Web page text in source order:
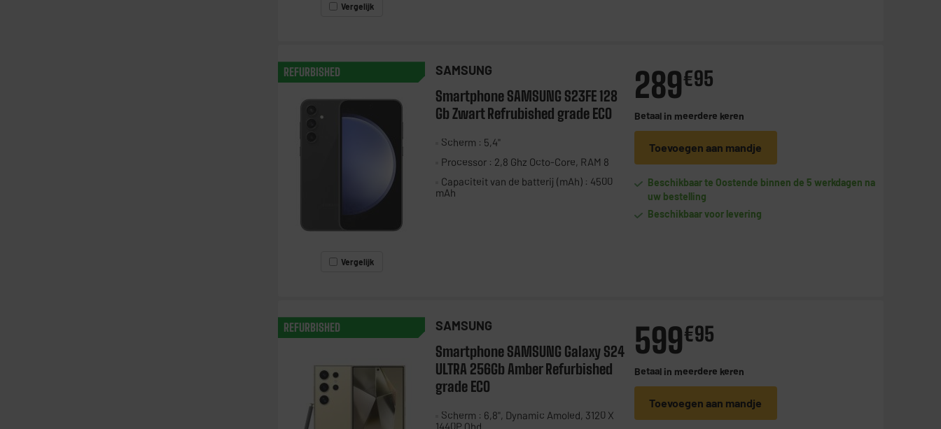
Vergelijk
REFURBISHED
Vergelijk
SAMSUNG
Smartphone SAMSUNG S23FE 128
Gb Zwart Refrubished grade ECO
Scherm : 5,4"
Processor : 2,8 Ghz Octo-Core, RAM 8
Capaciteit van de batterij (mAh) : 4500
mAh
289€95
Betaal in meerdere keren
Toevoegen aan mandje
Beschikbaar te Oostende binnen de 5 werkdagen na
uw bestelling
Beschikbaar voor levering
REFURBISHED SAMSUNG
Smartphone SAMSUNG Galaxy S24
ULTRA 256Gb Amber Refurbished
grade ECO
Scherm : 6,8", Dynamic Amoled, 3120 X
1440P Qhd
599€95
Betaal in meerdere keren
Toevoegen aan mandje